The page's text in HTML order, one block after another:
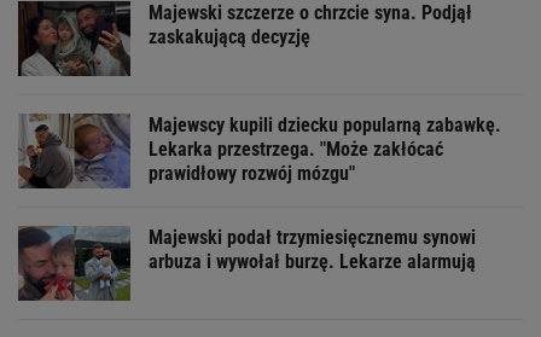
Majewski szczerze o chrzcie syna. Podjął
zaskakującą decyzję
Majewscy kupili dziecku popularną zabawkę.
Lekarka przestrzega. "Może zakłócać
prawidłowy rozwój mózgu"
Majewski podał trzymiesięcznemu synowi
arbuza i wywołał burzę. Lekarze alarmują